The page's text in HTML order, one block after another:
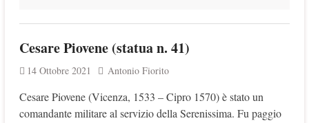
Cesare Piovene (statua n. 41)
14 Ottobre 2021 Antonio Fiorito
Cesare Piovene (Vicenza, 1533 – Cipro 1570) è stato un
comandante militare al servizio della Serenissima. Fu paggio